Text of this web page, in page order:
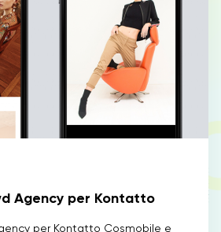
Agency per Kontatto
per Kontatto Cosmobile e